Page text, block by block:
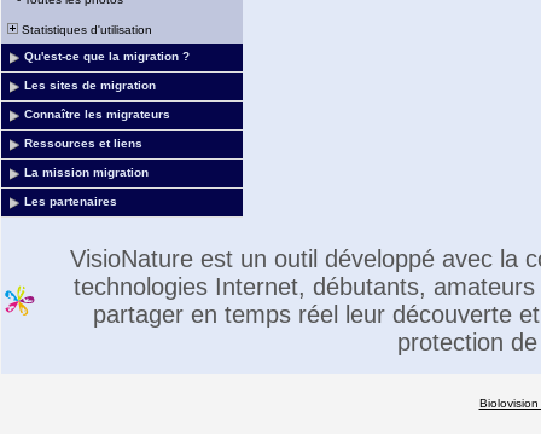
Statistiques d'utilisation
Qu'est-ce que la migration ?
Les sites de migration
Connaître les migrateurs
Ressources et liens
La mission migration
Les partenaires
VisioNature est un outil développé avec la
technologies Internet, débutants,
partager en temps réel leur découverte
protection
Biolovision